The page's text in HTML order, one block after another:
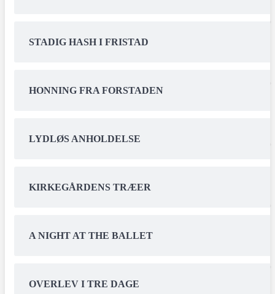
STADIG HASH I FRISTAD
HONNING FRA FORSTADEN
LYDLØS ANHOLDELSE
KIRKEGÅRDENS TRÆER
A NIGHT AT THE BALLET
OVERLEV I TRE DAGE